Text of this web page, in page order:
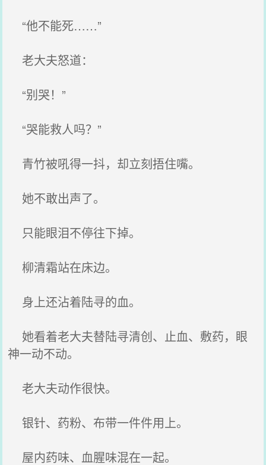
“他不能死……”
老大夫怒道：
“别哭！”
“哭能救人吗？”
青竹被吼得一抖，却立刻捂住嘴。
她不敢出声了。
只能眼泪不停往下掉。
柳清霜站在床边。
身上还沾着陆寻的血。
她看着老大夫替陆寻清创、止血、敷药，眼
神一动不动。
老大夫动作很快。
银针、药粉、布带一件件用上。
屋内药味、血腥味混在一起。